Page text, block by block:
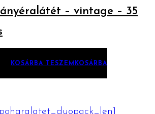
– vintage – 35
KOSÁRBA TESZEM KOSÁRBA